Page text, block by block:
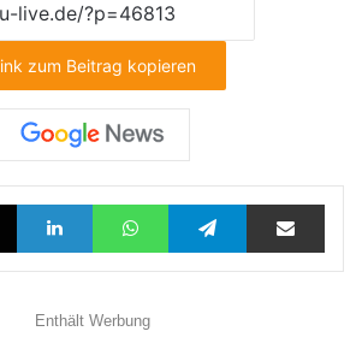
zum Beitrag kopieren
X LinkedInWhatsAppTelegramTeilen via E-Mail
Enthält Werbung